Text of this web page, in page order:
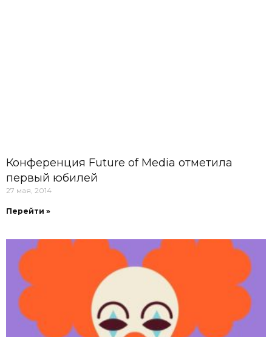
Конференция Future of Media отметила
первый юбилей
27 мая, 2014
Перейти »